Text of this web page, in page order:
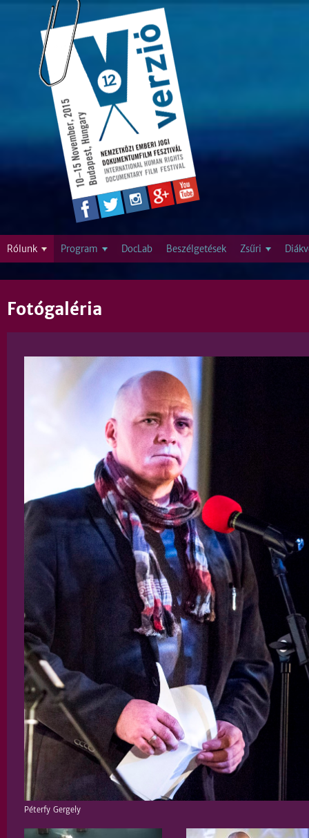
Jump to navigation
Fotógaléria
Péterfy Gergely
Rólunk Program DocLab Beszélgetések Zsűri